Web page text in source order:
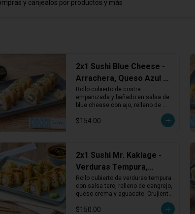
y canjealos por productos y más
2x1 Sushi Blue Cheese -
Arrachera, Queso Azul y
Costra Crujiente
Rollo cubierto de costra
empanizada y bañado en salsa de
blue cheese con ajo, relleno de
arrachera asada, aguacate y queso
crema, terminado con cebollín
$154.00
2x1 Sushi Mr. Kakiage -
Verduras Tempura,
Cangrejo y Queso
Rollo cubierto de verduras tempura
con salsa tare, relleno de cangrejo,
queso crema y aguacate. Crujiente,
japonés.
$150.00